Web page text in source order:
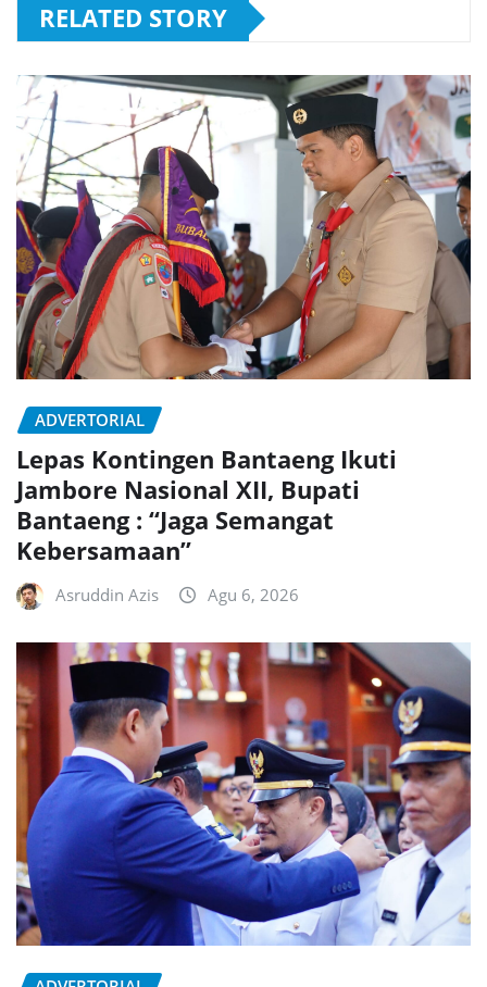
RELATED STORY
ADVERTORIAL
Lepas Kontingen Bantaeng Ikuti
Jambore Nasional XII, Bupati
Bantaeng : “Jaga Semangat
Kebersamaan”
Asruddin Azis Agu 6, 2026